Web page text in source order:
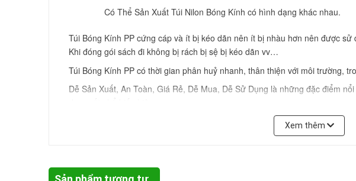
Có Thể Sản Xuất Túi Nilon Bóng Kính có hình dạng khác nhau.
Túi Bóng Kính PP cứng cáp và ít bị kéo dãn nên ít bị nhàu hơn nên được
Khi đóng gói sách đi không bị rách bị sệ bị kéo dãn vv…
Túi Bóng Kính PP có thời gian phân huỷ nhanh, thân thiện với môi trường,
Dễ Sản Xuất, An Toàn, Giá Rẻ, Dễ Mua, Dễ Sử Dụng là những đặc điểm
Công Dụng, lợi ích của Túi Bóng Kính PP
Nghiệp, Dược Phẩm, Mỹ Phẩm, Máy Móc, Hoá Chất, Thực Phẩm vv...
Xem thêm